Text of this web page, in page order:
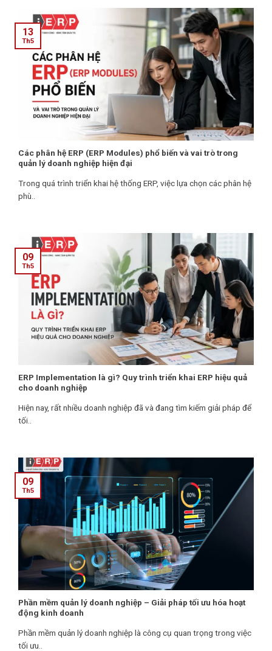
Các phân hệ ERP (ERP Modules) phổ biến và vai trò trong
quản lý doanh nghiệp hiện đại
Trong quá trình triển khai hệ thống ERP, việc lựa chọn các phân hệ
phù..
13
Th5
ERP Implementation là gì? Quy trình triển khai ERP hiệu quả
cho doanh nghiệp
Hiện nay, rất nhiều doanh nghiệp đã và đang tìm kiếm giải pháp để
tối..
09
Th5
Phần mềm quản lý doanh nghiệp – Giải pháp tối ưu hóa hoạt
động kinh doanh
Phần mềm quản lý doanh nghiệp là công cụ quan trọng trong việc
tối ưu..
09
Th5